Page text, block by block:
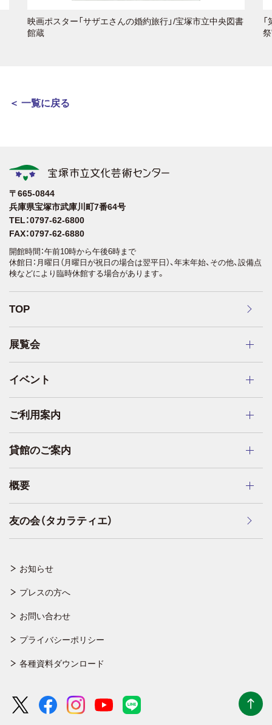
映画ポスター「サザエさんの婚約旅行」/宝塚市立中央図書
館蔵
＜ 一覧に戻る
お知らせ
プレスの方へ
お問い合わせ
プライバシーポリシー
各種資料ダウンロード
TOP
展覧会
イベント
ご利用案内
貸館のご案内
概要
友の会（タカラティエ）
〒665-0844
兵庫県宝塚市武庫川町7番64号
TEL：0797-62-6800
FAX：0797-62-6880
開館時間：午前10時から午後6時まで
休館日：月曜日（月曜日が祝日の場合は翌平日）、年末年始、その他、設備点
検などにより臨時休館する場合があります。